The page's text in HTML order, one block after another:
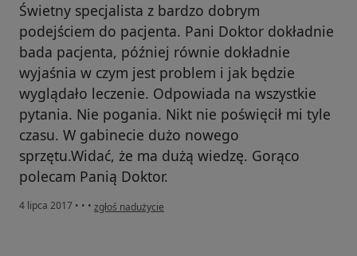
Świetny specjalista z bardzo dobrym
podejściem do pacjenta. Pani Doktor dokładnie
bada pacjenta, później równie dokładnie
wyjaśnia w czym jest problem i jak będzie
wyglądało leczenie. Odpowiada na wszystkie
pytania. Nie pogania. Nikt nie poświęcił mi tyle
czasu. W gabinecie dużo nowego
sprzętu.Widać, że ma dużą wiedzę. Gorąco
polecam Panią Doktor.
4 lipca 2017 • • • w opinii użytkownika Konto zostało usunięte
zgłoś nadużycie